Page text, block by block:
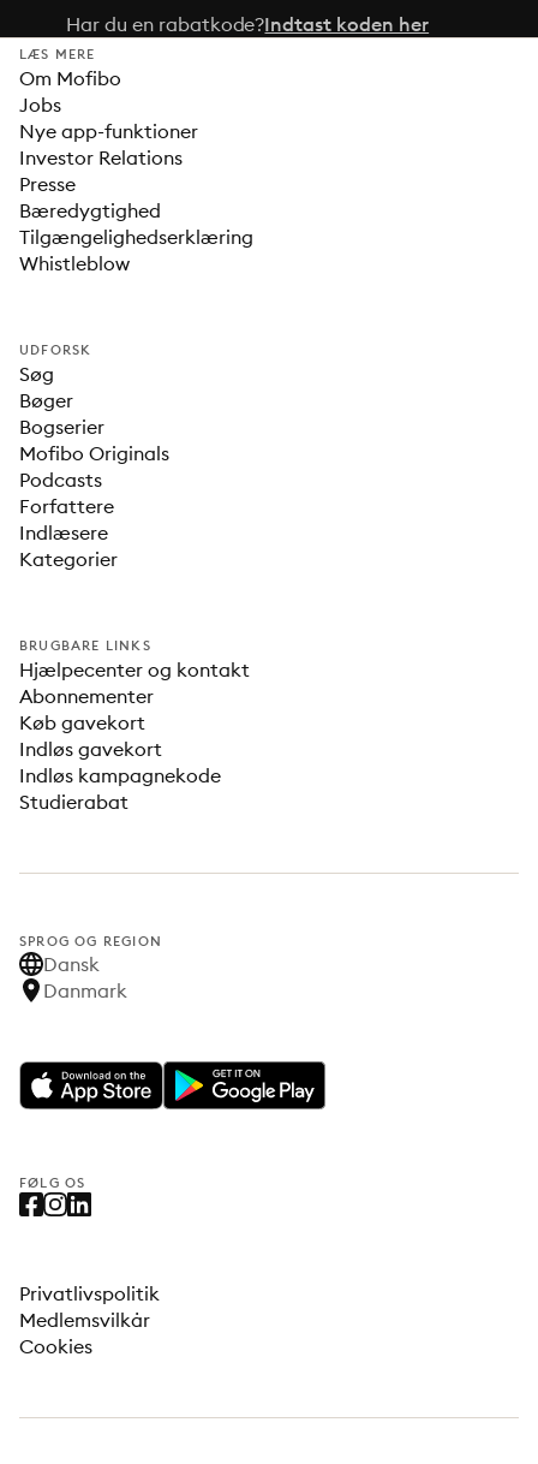
Har du en rabatkode?Indtast koden her
LÆS MERE
Om Mofibo
Jobs
Nye app-funktioner
Investor Relations
Presse
Bæredygtighed
Tilgængelighedserklæring
Whistleblow
UDFORSK
Søg
Bøger
Bogserier
Mofibo Originals
Podcasts
Forfattere
Indlæsere
Kategorier
BRUGBARE LINKS
Hjælpecenter og kontakt
Abonnementer
Køb gavekort
Indløs gavekort
Indløs kampagnekode
Studierabat
SPROG OG REGION
Dansk
Danmark
FØLG OS
Privatlivspolitik
Medlemsvilkår
Cookies